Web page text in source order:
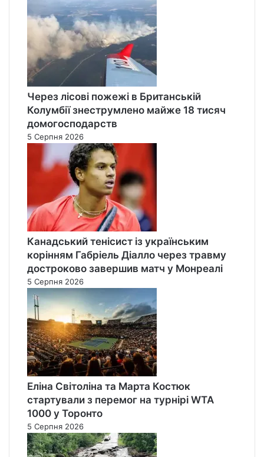
Через лісові пожежі в Британській
Колумбії знеструмлено майже 18 тисяч
домогосподарств
5 Серпня 2026
Канадський тенісист із українським
корінням Габріель Діалло через травму
достроково завершив матч у Монреалі
5 Серпня 2026
Еліна Світоліна та Марта Костюк
стартували з перемог на турнірі WTA
1000 у Торонто
5 Серпня 2026